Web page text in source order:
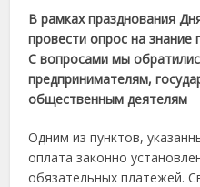
В рамках празднования
провести опрос на знание
С вопросами мы
предпринимателям,
общественным деятелям
Одним из пунктов,
оплата законно
обязательных платежей.